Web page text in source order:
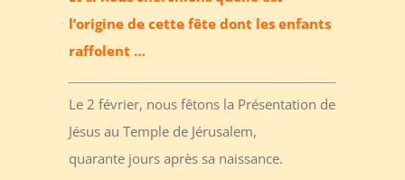
l’origine de cette fête dont les enfants
raffolent …
Le 2 février, nous fêtons la Présentation de
Jésus au Temple de Jérusalem,
quarante jours après sa naissance.